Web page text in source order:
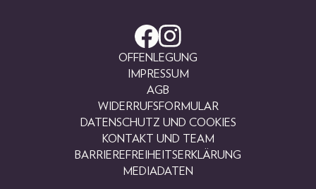
OFFENLEGUNG
IMPRESSUM
AGB
WIDERRUFSFORMULAR
DATENSCHUTZ UND COOKIES
KONTAKT UND TEAM
BARRIEREFREIHEITSERKLÄRUNG
MEDIADATEN